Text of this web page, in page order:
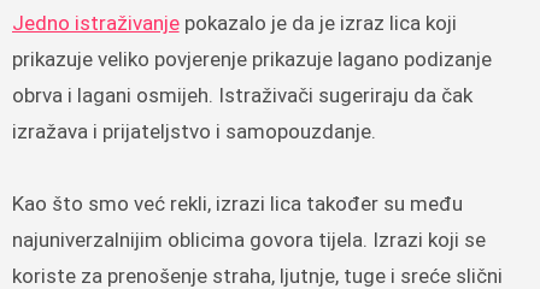
Jedno istraživanjepokazalo je da je izraz lica koji
prikazuje veliko povjerenje prikazuje lagano podizanje
obrva i lagani osmijeh. Istraživači sugeriraju da čak
izražava i prijateljstvo i samopouzdanje.
Kao što smo već rekli, izrazi lica također su među
najuniverzalnijim oblicima govora tijela. Izrazi koji se
koriste za prenošenje straha, ljutnje, tuge i sreće slični